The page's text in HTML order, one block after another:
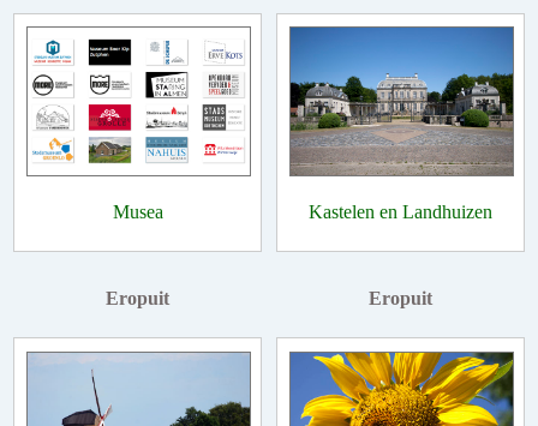
Musea Kastelen en Landhuizen
Eropuit Eropuit